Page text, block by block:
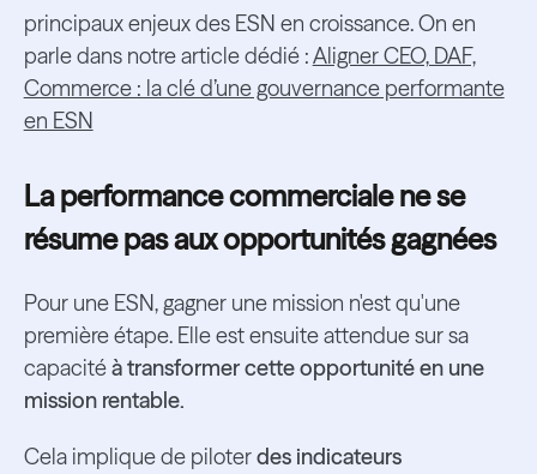
principaux enjeux des ESN en croissance. On en
parle dans notre article dédié :Aligner CEO, DAF,
Commerce : la clé d’une gouvernance performante
en ESN
La performance commerciale ne se
résume pas aux opportunités gagnées
Pour une ESN, gagner une mission n'est qu'une
première étape. Elle est ensuite attendue sur sa
capacitéà transformer cette opportunité en une
mission rentable.
Cela implique de piloterdes indicateurs